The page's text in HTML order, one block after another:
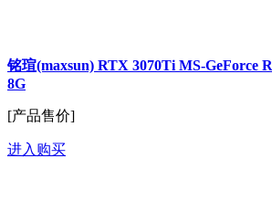
铭瑄(maxsun) RTX 3070Ti MS-GeForce
8G
[产品售价]
进入购买